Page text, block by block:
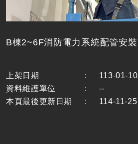
B棟2~6F消防電力系統配管安裝
上架日期 :
113-01-10
資料維護單位
:
--
本頁最後更新日期
: 114-11-25